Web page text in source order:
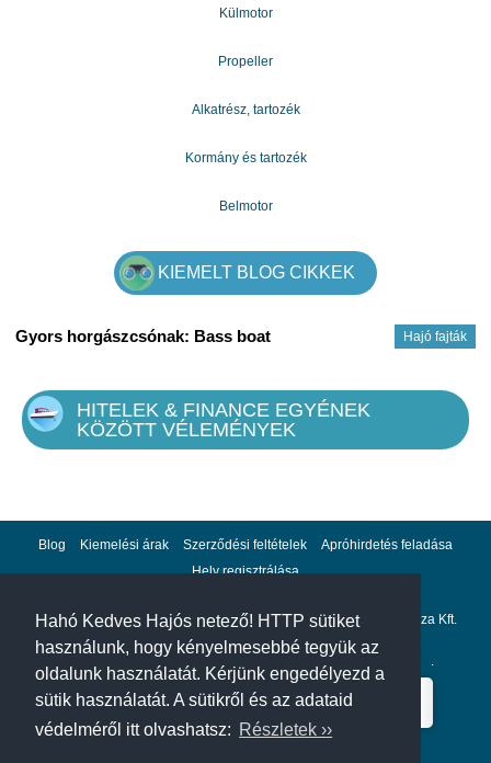
Hahó Kedves Hajós netező! HTTP sütiket
használunk, hogy kényelmesebbé tegyük az
oldalunk használatát. Kérjünk engedélyezd a
sütik használatát. A sütikről és az adataid
védelméről itt olvashatsz: Részletek ››
szeretném tájékoztatni Önt arról, hogy megbízható és
Külmotor
Propeller
Alkatrész, tartozék
Kormány és tartozék
Belmotor
KIEMELT BLOG CIKKEK
Hajó fajták
Gyors horgászcsónak: Bass boat
HITELEK & FINANCE EGYÉNEK
KÖZÖTT VÉLEMÉNYEK
Blog Kiemelési árak Szerződési feltételek
Apróhirdetés feladása
Hely regisztrálása
Adatvédelem Impresszum A hahohajo.hu kiadója a GlobalPlaza Kft.
A hahohajo.hu online bankkártyás fizetési partnere az .